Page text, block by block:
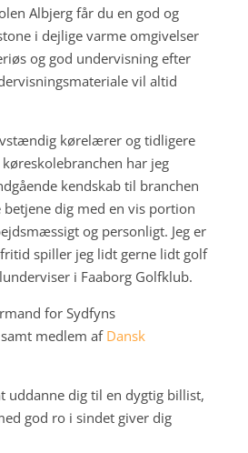
Albjerg får du en god og
i dejlige varme omgivelser
og god undervisning efter
vil altid
kørelærer og tidligere
har jeg
kendskab til branchen
dig med en vis portion
og personligt. Jeg er
spiller jeg lidt gerne lidt golf
i Faaborg Golfklub.
for Sydfyns
medlem af Dansk
uddanne dig til en dygtig billist,
god ro i sindet giver dig